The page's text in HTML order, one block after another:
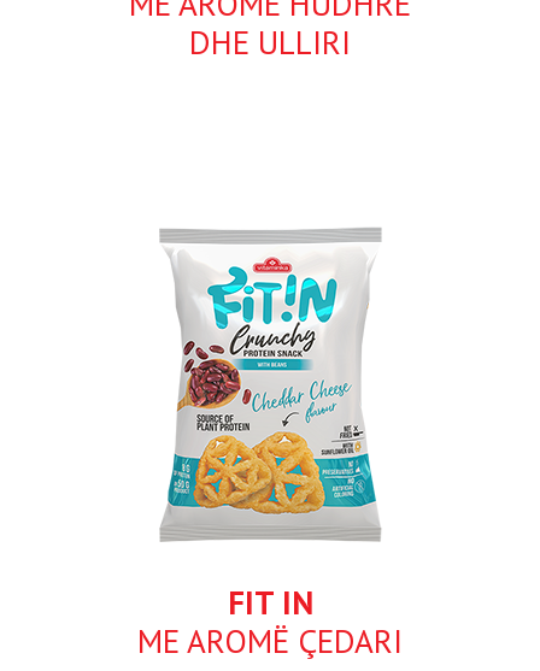
DHE ULLIRI
FIT IN
ME AROMË ÇEDARI